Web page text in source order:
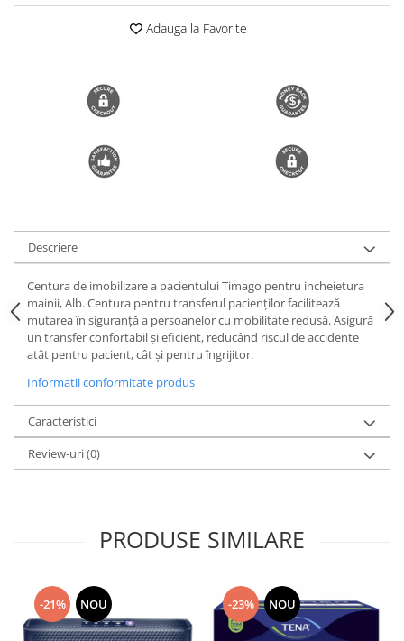
Trimmere si FierastraeAdauga la Favorite
Descriere
Centura de imobilizare a pacientului Timago pentru incheietura
mainii, Alb. Centura pentru transferul pacienților facilitează
mutarea în siguranță a persoanelor cu mobilitate redusă. Asigură
un transfer confortabil și eficient, reducând riscul de accidente
atât pentru pacient, cât și pentru îngrijitor.
Informatii conformitate produs
Caracteristici
Review-uri(0)
PRODUSE SIMILARE
-21% NOU -23% NOU